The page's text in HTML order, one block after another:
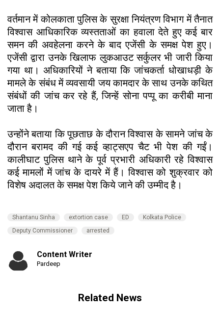
वर्तमान में कोलकाता पुलिस के सुरक्षा नियंत्रण विभाग में तैनात
विश्वास आधिकारिक व्यस्तताओं का हवाला देते हुए कई बार
समन की अवहेलना करने के बाद एजेंसी के समक्ष पेश हुए।
एजेंसी द्वारा उनके खिलाफ लुकआउट सर्कुलर भी जारी किया
गया था। अधिकारियों ने बताया कि जांचकर्ता धोखाधड़ी के
मामले के संबंध में व्यवसायी जय कामदार के साथ उनके कथित
संबंधों की जांच कर रहे हैं, जिन्हें सोना पप्पू का करीबी माना
जाता है।
उन्होंने बताया कि पूछताछ के दौरान विश्वास के सामने जांच के
दौरान बरामद की गई कई व्हाट्सएप चैट भी पेश की गईं।
कालीघाट पुलिस थाने के पूर्व प्रभारी अधिकारी रहे विश्वास
कई मामलों में जांच के दायरे में हैं। विश्वास को शुक्रवार को
विशेष अदालत के समक्ष पेश किये जाने की उम्मीद है।
Shantanu Sinha extortion case ED
Kolkata Police
Deputy Commissioner
arrested
Content Writer
Pardeep
Related News